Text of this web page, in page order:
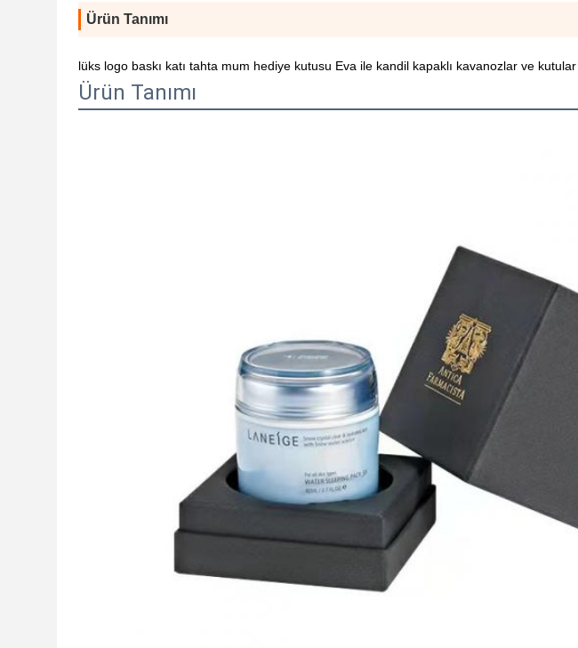
Ürün Tanımı
lüks logo baskı katı tahta mum hediye kutusu Eva ile kandil kapaklı kavanozlar ve kutular
Ürün Tanımı